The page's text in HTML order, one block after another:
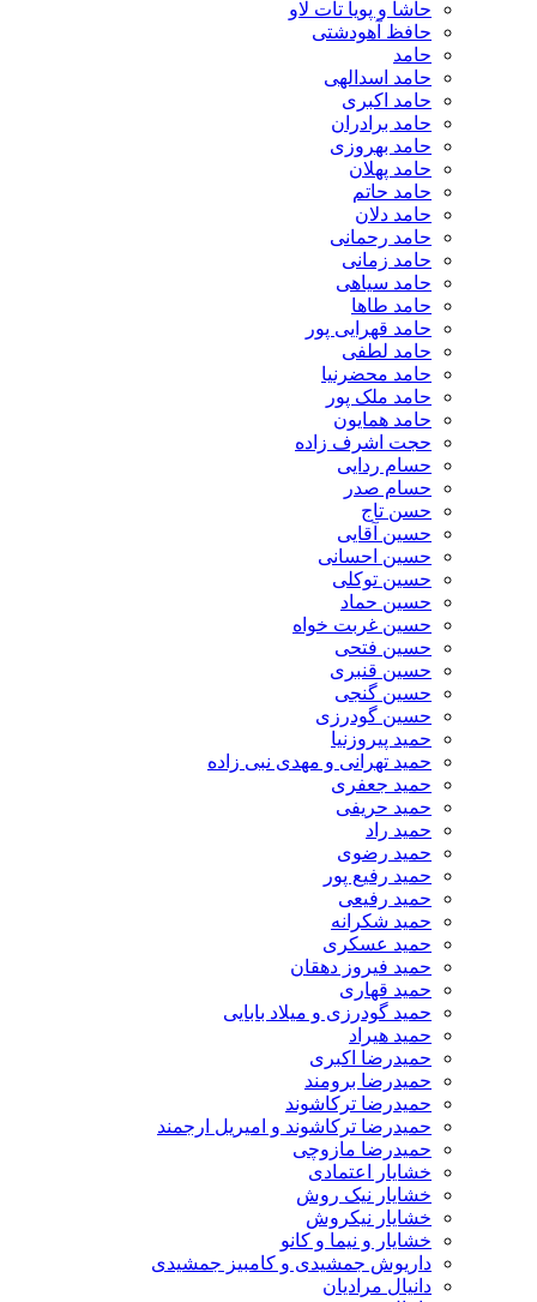
حاشا و پویا تات لاو
حافظ آهودشتی
حامد
حامد اسدالهی
حامد اکبری
حامد برادران
حامد بهروزی
حامد پهلان
حامد حاتم
حامد دلان
حامد رحمانی
حامد زمانی
حامد سیاهی
حامد طاها
حامد قهرایی پور
حامد لطفی
حامد محضرنیا
حامد ملک پور
حامد همایون
حجت اشرف زاده
حسام ردایی
حسام صدر
حسن تاج
حسین آقایی
حسین احسانی
حسین توکلی
حسین حماد
حسین غربت خواه
حسین فتحی
حسین قنبری
حسین گنجی
حسین گودرزی
حمید پیروزنیا
حمید تهرانی و مهدی نبی زاده
حمید جعفری
حمید حریفی
حمید راد
حمید رضوی
حمید رفیع پور
حمید رفیعی
حمید شکرانه
حمید عسکری
حمید فیروز دهقان
حمید قهاری
حمید گودرزی و میلاد بابایی
حمید هیراد
حمیدرضا اکبری
حمیدرضا برومند
حمیدرضا ترکاشوند
حمیدرضا ترکاشوند و امیریل ارجمند
حمیدرضا مازوچی
خشایار اعتمادی
خشایار نیک روش
خشایار نیکروش
خشایار و نیما و کانو
داریوش جمشیدی و کامبیز جمشیدی
دانیال مرادیان